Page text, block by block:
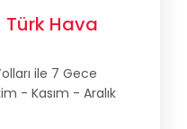
Türk Hava
ile 7 Gece
- Kasım - Aralık